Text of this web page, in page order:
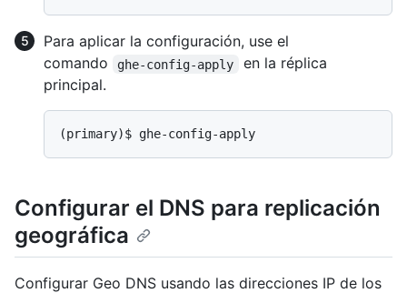
Para aplicar la configuración, use el
comando
ghe-config-apply
en la réplica
principal.
(primary)$ ghe-config-apply
Configurar el DNS para replicación
geográfica
Configurar Geo DNS usando las direcciones IP de los